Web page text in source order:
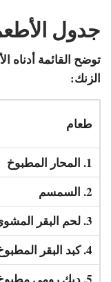
جدول
توضح القائمة
الزنك:
طعام
1. المحار المطبوخ
2. السمسم
3. لحم البقر المشوي
4. كبد البقر المطبوخ